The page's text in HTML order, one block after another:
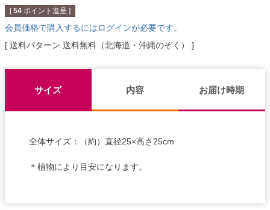
[ 54 ポイント進呈 ]
会員価格で購入するにはログインが必要です。
送料パターン 送料無料（北海道・沖縄のぞく）
サイズ 内容 お届け時期
全体サイズ：（約）直径25×高さ25cm
＊植物により目安になります。